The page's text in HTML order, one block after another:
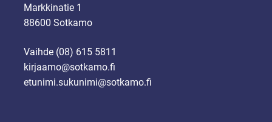
Markkinatie 1
88600 Sotkamo
Vaihde (08) 615 5811
kirjaamo@sotkamo.fi
etunimi.sukunimi@sotkamo.fi